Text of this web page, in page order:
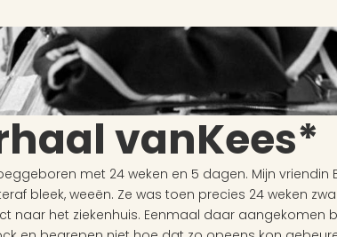
vanKees*
met 24 weken en 5 dagen. Mijn vriendin
bleek, weeën. Ze was toen precies 24 weken
naar het ziekenhuis. Eenmaal daar aangekomen